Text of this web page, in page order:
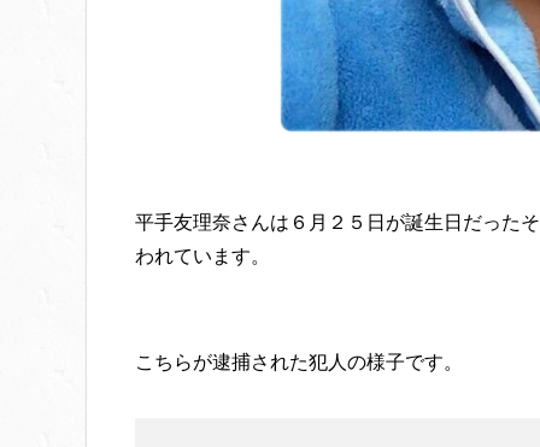
平手友理奈さんは６月２５日が誕生日だった
われています。
こちらが逮捕された犯人の様子です。